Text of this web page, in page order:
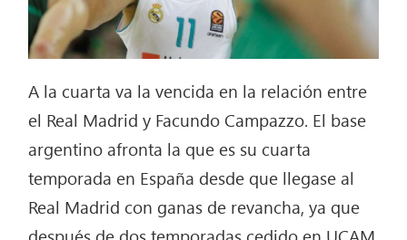
A la cuarta va la vencida en la relación entre
el Real Madrid y Facundo Campazzo. El base
argentino afronta la que es su cuarta
temporada en España desde que llegase al
Real Madrid con ganas de revancha, ya que